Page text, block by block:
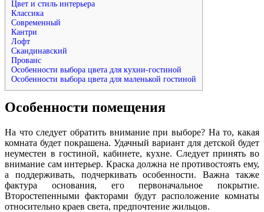
Цвет и стиль интерьера
Классика
Современный
Кантри
Лофт
Скандинавский
Прованс
Особенности выбора цвета для кухни-гостиной
Особенности выбора цвета для маленькой гостиной
Особенности помещения
На что следует обратить внимание при выборе? На то, какая
комната будет покрашена. Удачный вариант для детской будет
неуместен в гостиной, кабинете, кухне. Следует принять во
внимание сам интерьер. Краска должна не противостоять ему,
а поддерживать, подчеркивать особенности. Важна также
фактура основания, его первоначальное покрытие.
Второстепенными факторами будут расположение комнаты
относительно краев света, предпочтение жильцов.